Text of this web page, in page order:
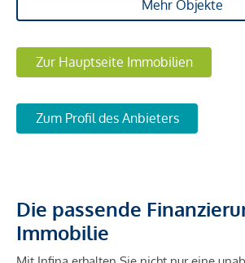
Mehr Objekte
Zur Hauptseite Immobilien
Zum Profil des Anbieters
Die passende
Immobilie